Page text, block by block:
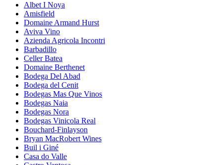
Albet I Noya
Amisfield
Domaine Armand Hurst
Aviva Vino
Azienda Agricola Incontri
Barbadillo
Celler Batea
Domaine Berthenet
Bodega Del Abad
Bodega del Cenit
Bodegas Mas Que Vinos
Bodegas Naia
Bodegas Nora
Bodegas Vinicola Real
Bouchard-Finlayson
Bryan MacRobert Wines
Buil i Giné
Casa do Valle